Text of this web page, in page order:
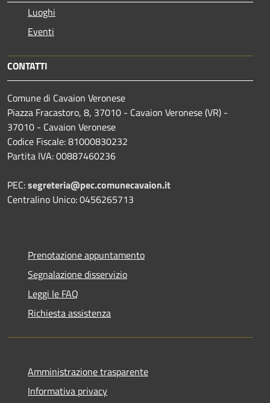
Luoghi
Eventi
CONTATTI
Comune di Cavaion Veronese
Piazza Fracastoro, 8, 37010 - Cavaion Veronese (VR) -
37010 - Cavaion Veronese
Codice Fiscale: 81000830232
Partita IVA: 00887460236
PEC:segreteria@pec.comunecavaion.it
Centralino Unico: 0456265713
Prenotazione appuntamento
Segnalazione disservizio
Leggi le FAQ
Richiesta assistenza
Amministrazione trasparente
Informativa privacy